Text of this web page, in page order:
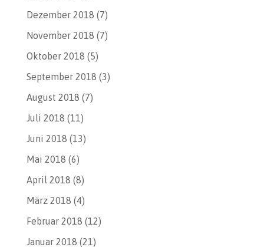
Dezember 2018 (7)
November 2018 (7)
Oktober 2018 (5)
September 2018 (3)
August 2018 (7)
Juli 2018 (11)
Juni 2018 (13)
Mai 2018 (6)
April 2018 (8)
März 2018 (4)
Februar 2018 (12)
Januar 2018 (21)